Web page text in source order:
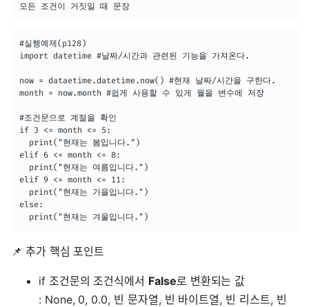
모든 조건이 거짓일 때 문장
#실행예제(p128)
import datetime #날짜/시간과 관련된 기능을 가져온다.
now = dataetime.datetime.now() #현재 날짜/시간을 구한다.
month = now.month #쉽게 사용할 수 있게 월을 변수에 저장
#조건문으로 계절을 확인
if 3 <= month <= 5:
  print("현재는 봄입니다.")
elif 6 <= month <= 8:
  print("현재는 여름입니다.")
elif 9 <= month <= 11:
  print("현재는 가을입니다.")
else:
  print("현재는 겨울입니다.")
📌 추가 핵심 포인트
if 조건문의 조건식에서 False로 변환되는 값
: None, 0, 0.0, 빈 문자열, 빈 바이트열, 빈 리스트, 빈